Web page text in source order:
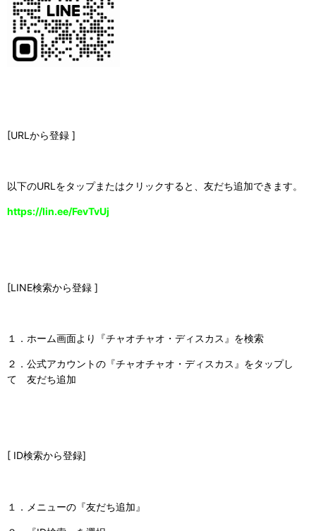
[URLから登録 ]
以下のURLをタップまたはクリックすると、友だち追加できます。
https://lin.ee/FevTvUj
[LINE検索から登録 ]
１． ホーム画面より『チャオチャオ・ディスカス』を検索
２．公式アカウントの『チャオチャオ・ディスカス』をタップし
て 友だち追加
[ ID検索から登録]
１．メニューの『友だち追加』